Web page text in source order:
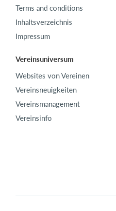
Terms and conditions
Inhaltsverzeichnis
Impressum
Vereinsuniversum
Websites von Vereinen
Vereinsneuigkeiten
Vereinsmanagement
Vereinsinfo